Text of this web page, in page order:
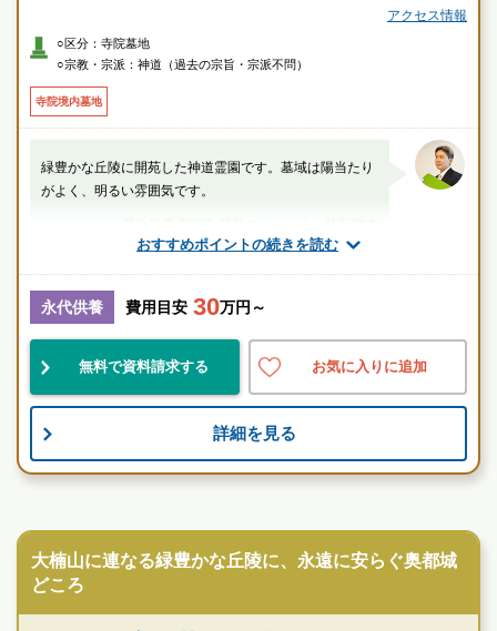
ス「三崎口駅行き」「横須賀市民病院行き」乗車、「武山」下車徒歩約18
分
・横浜横須賀道路「衣笠インター」より約5分
アクセス情報
○区分：寺院墓地
○宗教・宗派：神道（過去の宗旨・宗派不問）
寺院境内墓地
おすすめポイントの続きを読む
緑豊かな丘陵に開苑した神道霊園です。墓域は陽当たり
がよく、明るい雰囲気です。
1級葬祭ディレクター 田中（業界歴15年）
神奈川県 横須賀市 衣笠駅
お墓のことなら何でもご相談ください
現地を見学して実際の雰囲気をお確かめください
霊園墓地のプロフェッショナルが無料でご案内いたしま
永代供養 費用目安 30万円～
無料で資料請求する お気に入りに追加
詳細を見る
大楠山に連なる緑豊かな丘陵に、永遠に安らぐ奥都城
どころ